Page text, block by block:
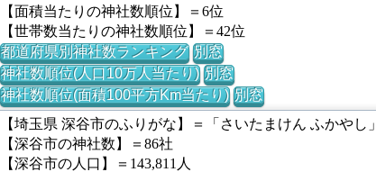
【面積当たりの神社数順位】＝6位
【世帯数当たりの神社数順位】＝42位
都道府県別神社数ランキング 別窓
神社数順位(人口10万人当たり) 別窓
神社数順位(面積100平方Km当たり) 別窓
【埼玉県 深谷市のふりがな】＝「さいたまけん ふかやし」
【深谷市の神社数】＝86社
【深谷市の人口】＝143,811人